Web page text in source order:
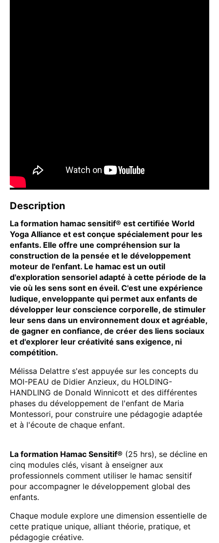
Description
La formation hamac sensitif® est certifiée World
Yoga Alliance et est conçue spécialement pour les
enfants. Elle offre une compréhension sur la
construction de la pensée et le développement
moteur de l'enfant. Le hamac est un outil
d'exploration sensoriel adapté à cette période de la
vie où les sens sont en éveil. C'est une expérience
ludique, enveloppante qui permet aux enfants de
développer leur conscience corporelle, de stimuler
leur sens dans un environnement doux et agréable,
de gagner en confiance, de créer des liens sociaux
et d'explorer leur créativité sans exigence, ni
compétition.
Mélissa Delattre s'est appuyée sur les concepts du
MOI-PEAU de Didier Anzieux, du HOLDING-
HANDLING de Donald Winnicott et des différentes
phases du développement de l'enfant de Maria
Montessori, pour construire une pédagogie adaptée
et à l'écoute de chaque enfant.
​​La formation Hamac Sensitif® (25 hrs), se décline en
cinq modules clés, visant à enseigner aux
professionnels comment utiliser le hamac sensitif
pour accompagner le développement global des
enfants.
Chaque module explore une dimension essentielle de
cette pratique unique, alliant théorie, pratique, et
pédagogie créative.